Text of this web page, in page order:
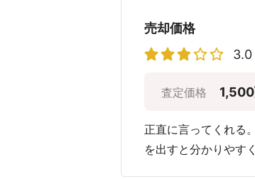
売却価格
3.0
査定価格
正直に言ってくれる
を出すと分かりやす